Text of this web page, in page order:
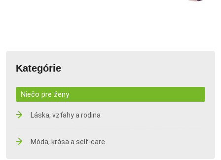
Kategórie
Niečo pre ženy
Láska, vzťahy a rodina
Móda, krása a self-care